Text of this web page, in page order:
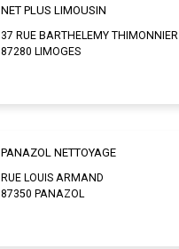
NET PLUS LIMOUSIN
37 RUE BARTHELEMY THIMONNIER
87280 LIMOGES
PANAZOL NETTOYAGE
RUE LOUIS ARMAND
87350 PANAZOL